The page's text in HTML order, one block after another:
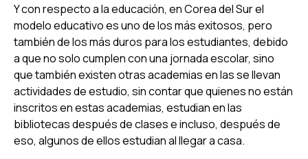
Y con respecto a la educación, en Corea del Sur el
modelo educativo es uno de los más exitosos, pero
también de los más duros para los estudiantes, debido
a que no solo cumplen con una jornada escolar, sino
que también existen otras academias en las se llevan
actividades de estudio, sin contar que quienes no están
inscritos en estas academias, estudian en las
bibliotecas después de clases e incluso, después de
eso, algunos de ellos estudian al llegar a casa.